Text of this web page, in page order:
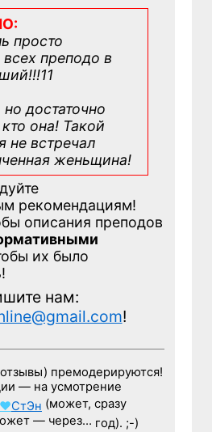
просто
всех преподо в
достаточно
она! Такой
не встречал
женьщина!
рекомендациям!
описания преподов
их было
нам:
!
премодерируются!
— на усмотрение
♥СтЭн (может, сразу
— через… год). ;-)